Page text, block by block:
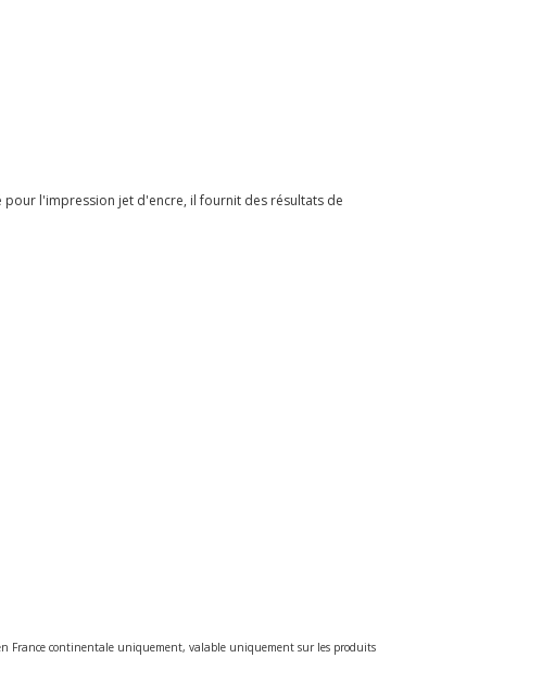
l'impression jet d'encre, il fournit des résultats de
France continentale uniquement, valable uniquement sur les produits